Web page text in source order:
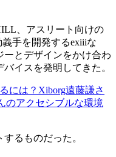
、アスリート向けの
手を開発するexiiiな
ーとデザインをかけ合わ
イスを発明してきた。
には？Xiborg遠藤謙さ
のアクセシブルな環境
るものだった。